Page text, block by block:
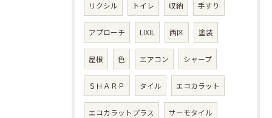
リクシル トイレ 収納 手すり
アプローチ LIXIL 西区 塗装
屋根 色 エアコン シャープ
ＳＨＡＲＰ タイル エコカラット
エコカラットプラス サーモタイル